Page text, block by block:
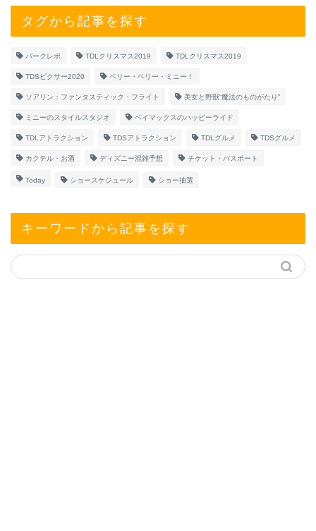
タグから記事を探す
パークレポ TDLクリスマス2019 TDLクリスマス2019
TDSピクサー2020 ベリー・ベリー・ミニー！
ソアリン：ファンタスティック・フライト 美女と野獣“魔法のものがたり”
ミニーのスタイルスタジオ ベイマックスのハッピーライド
TDLアトラクション TDSアトラクション TDLグルメ TDSグルメ
カクテル・お酒 ディズニー混雑予想 チケット・パスポート
Today ショースケジュール ショー抽選
キーワードから記事を探す